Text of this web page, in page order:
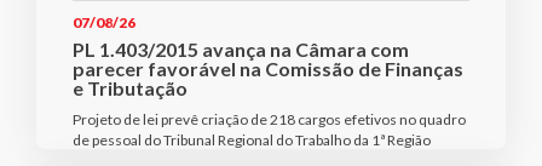
07/08/26
PL 1.403/2015 avança na Câmara com
parecer favorável na Comissão de Finanças
e Tributação
Projeto de lei prevê criação de 218 cargos efetivos no quadro
de pessoal do Tribunal Regional do Trabalho da 1ª Região